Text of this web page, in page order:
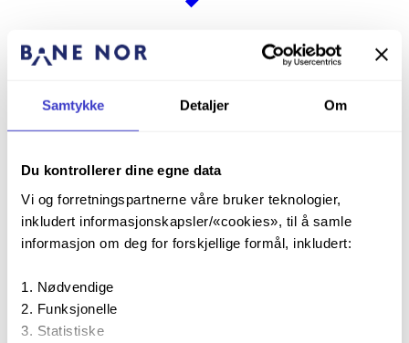
Samtykke Detaljer Om
Du kontrollerer dine egne data
Vi og forretningspartnerne våre bruker teknologier,
inkludert informasjonskapsler/«cookies», til å samle
informasjon om deg for forskjellige formål, inkludert:
Nødvendige
Funksjonelle
Statistiske
ERTMS
DCM300
ERTMS